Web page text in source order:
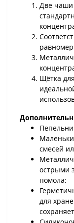
Две чаши
Щётка
смесей
острыми
помола;
для